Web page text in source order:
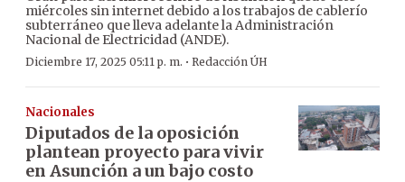
miércoles sin internet debido a los trabajos de cablerío
subterráneo que lleva adelante la Administración
Nacional de Electricidad (ANDE).
Diciembre 17, 2025 05:11 p. m. · Redacción ÚH
Nacionales
Diputados de la oposición
plantean proyecto para vivir
en Asunción a un bajo costo